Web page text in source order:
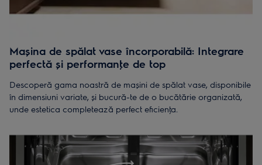
Mașina de spălat vase încorporabilă: Integrare
perfectă și performanţe de top
Descoperă gama noastră de mașini de spălat vase, disponibile
în dimensiuni variate, și bucură-te de o bucătărie organizată,
unde estetica completează perfect eficienţa.
mici sau un model standard, Electrolux îţi oferă soluţia perfectă
pentru o bucătărie practică și elegantă. Design-ul mașinii se